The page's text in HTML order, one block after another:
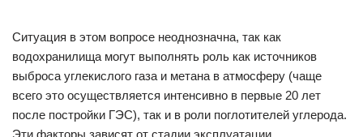
Ситуация в этом вопросе неоднозначна, так как
водохранилища могут выполнять роль как источников
выброса углекислого газа и метана в атмосферу (чаще
всего это осуществляется интенсивно в первые 20 лет
после постройки ГЭС), так и в роли поглотителей углерода.
Эти факторы зависят от стадии эксплуатации